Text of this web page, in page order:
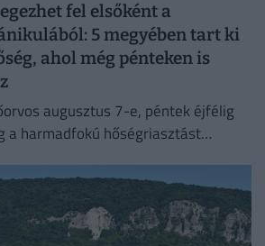
fel elsőként a
5 megyében tart ki
ahol még pénteken is
augusztus 7-e, péntek éjfélig
a harmadfokú hőségriasztást